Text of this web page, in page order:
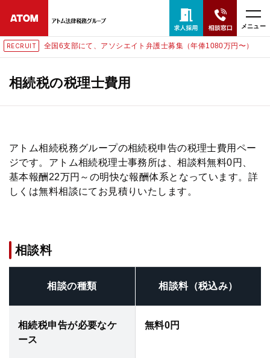
メニュー
RECRUIT 全国6支部にて、アソシエイト弁護士募集（年俸1080万円〜）
相続税の税理士費用
アトム相続税務グループの相続税申告の税理士費用ペー
ジです。アトム相続税理士事務所は、相談料無料0円、
基本報酬22万円～の明快な報酬体系となっています。詳
しくは無料相談にてお見積りいたします。
相談料
相談の種類 相談料（税込み）
相続税申告が必要なケ
ース
無料0円
24時間365日全国対応
無料相談窓口はこちら
電話・LINE・メールで相談予約受付中
ホーム
取扱分野
アクセス
弁護士・税理士
費用